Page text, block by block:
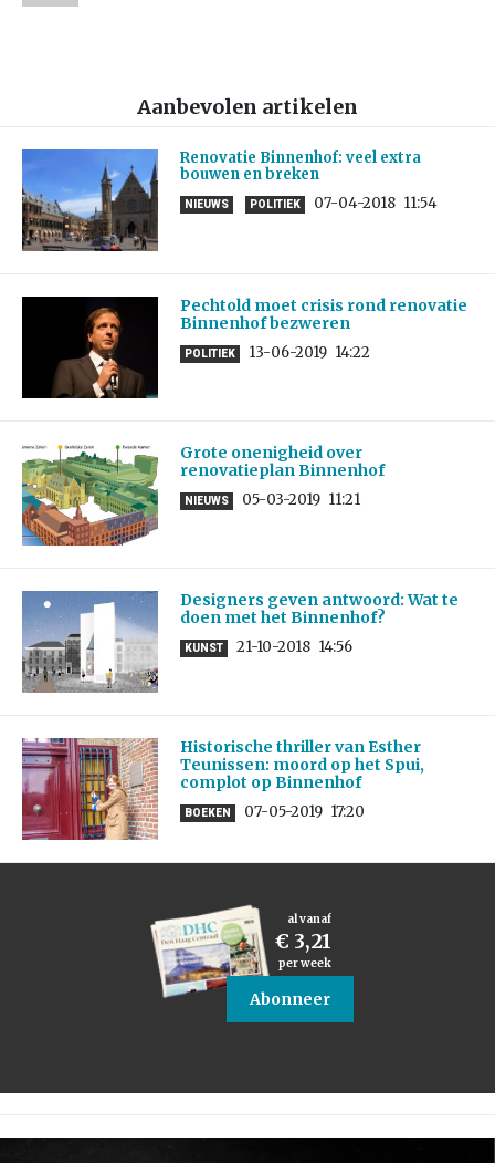
Aanbevolen artikelen
Renovatie Binnenhof: veel extra
bouwen en breken
NIEUWS POLITIEK 07-04-2018 11:54
Pechtold moet crisis rond renovatie
Binnenhof bezweren
POLITIEK 13-06-2019 14:22
Grote onenigheid over
renovatieplan Binnenhof
NIEUWS 05-03-2019 11:21
Designers geven antwoord: Wat te
doen met het Binnenhof?
KUNST 21-10-2018 14:56
Historische thriller van Esther
Teunissen: moord op het Spui,
complot op Binnenhof
BOEKEN 07-05-2019 17:20
al vanaf
€ 3,21
per week
Abonneer